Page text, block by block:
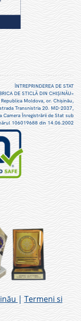
ÎNTREPRINDEREA DE STAT
DE STICLĂ DIN CHIŞINĂU»
Republica Moldova, or. Chişinău,
strada Transnistria 20. MD-2037,
Camera Înregistrării de Stat sub
106019688 din 14.06.2002
| Termeni si